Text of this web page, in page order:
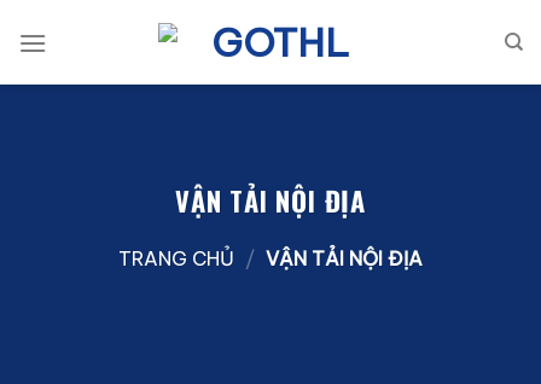
qua
VẬN TẢI NỘI ĐỊA
TRANG CHỦ / VẬN TẢI NỘI ĐỊA